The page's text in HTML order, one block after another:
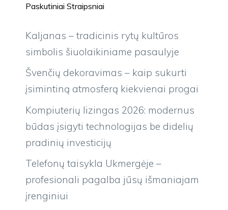
Paskutiniai Straipsniai
Kaljanas – tradicinis rytų kultūros
simbolis šiuolaikiniame pasaulyje
Švenčių dekoravimas – kaip sukurti
įsimintiną atmosferą kiekvienai progai
Kompiuterių lizingas 2026: modernus
būdas įsigyti technologijas be didelių
pradinių investicijų
Telefonų taisykla Ukmergėje –
profesionali pagalba jūsų išmaniajam
įrenginiui